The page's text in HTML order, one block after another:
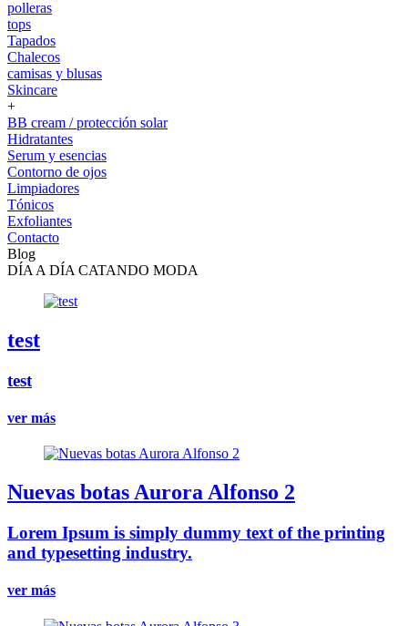
polleras
tops
Tapados
Chalecos
camisas y blusas
Skincare
+
BB cream / protección solar
Hidratantes
Serum y esencias
Contorno de ojos
Limpiadores
Tónicos
Exfoliantes
Contacto
Blog
DÍA A DÍA CATANDO MODA
test
test
ver más
Nuevas botas Aurora Alfonso 2
Lorem Ipsum is simply dummy text of the printing
and typesetting industry.
ver más